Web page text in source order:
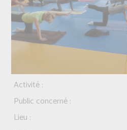
Activité :
Public concerné :
Lieu :